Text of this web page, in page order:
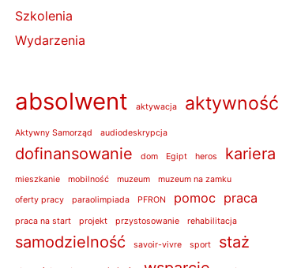
Szkolenia
Wydarzenia
absolwent aktywacja aktywność
Aktywny Samorząd audiodeskrypcja
dofinansowanie dom Egipt heros kariera
mieszkanie mobilność muzeum
muzeum na zamku
oferty pracy
paraolimpiada PFRON pomoc praca
praca na start projekt przystosowanie rehabilitacja
samodzielność savoir-vivre sport staż